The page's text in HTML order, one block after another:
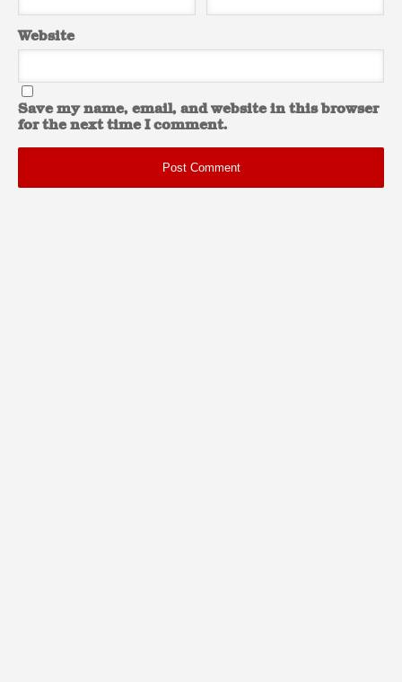
Website
Save my name, email, and website in this browser
for the next time I comment.